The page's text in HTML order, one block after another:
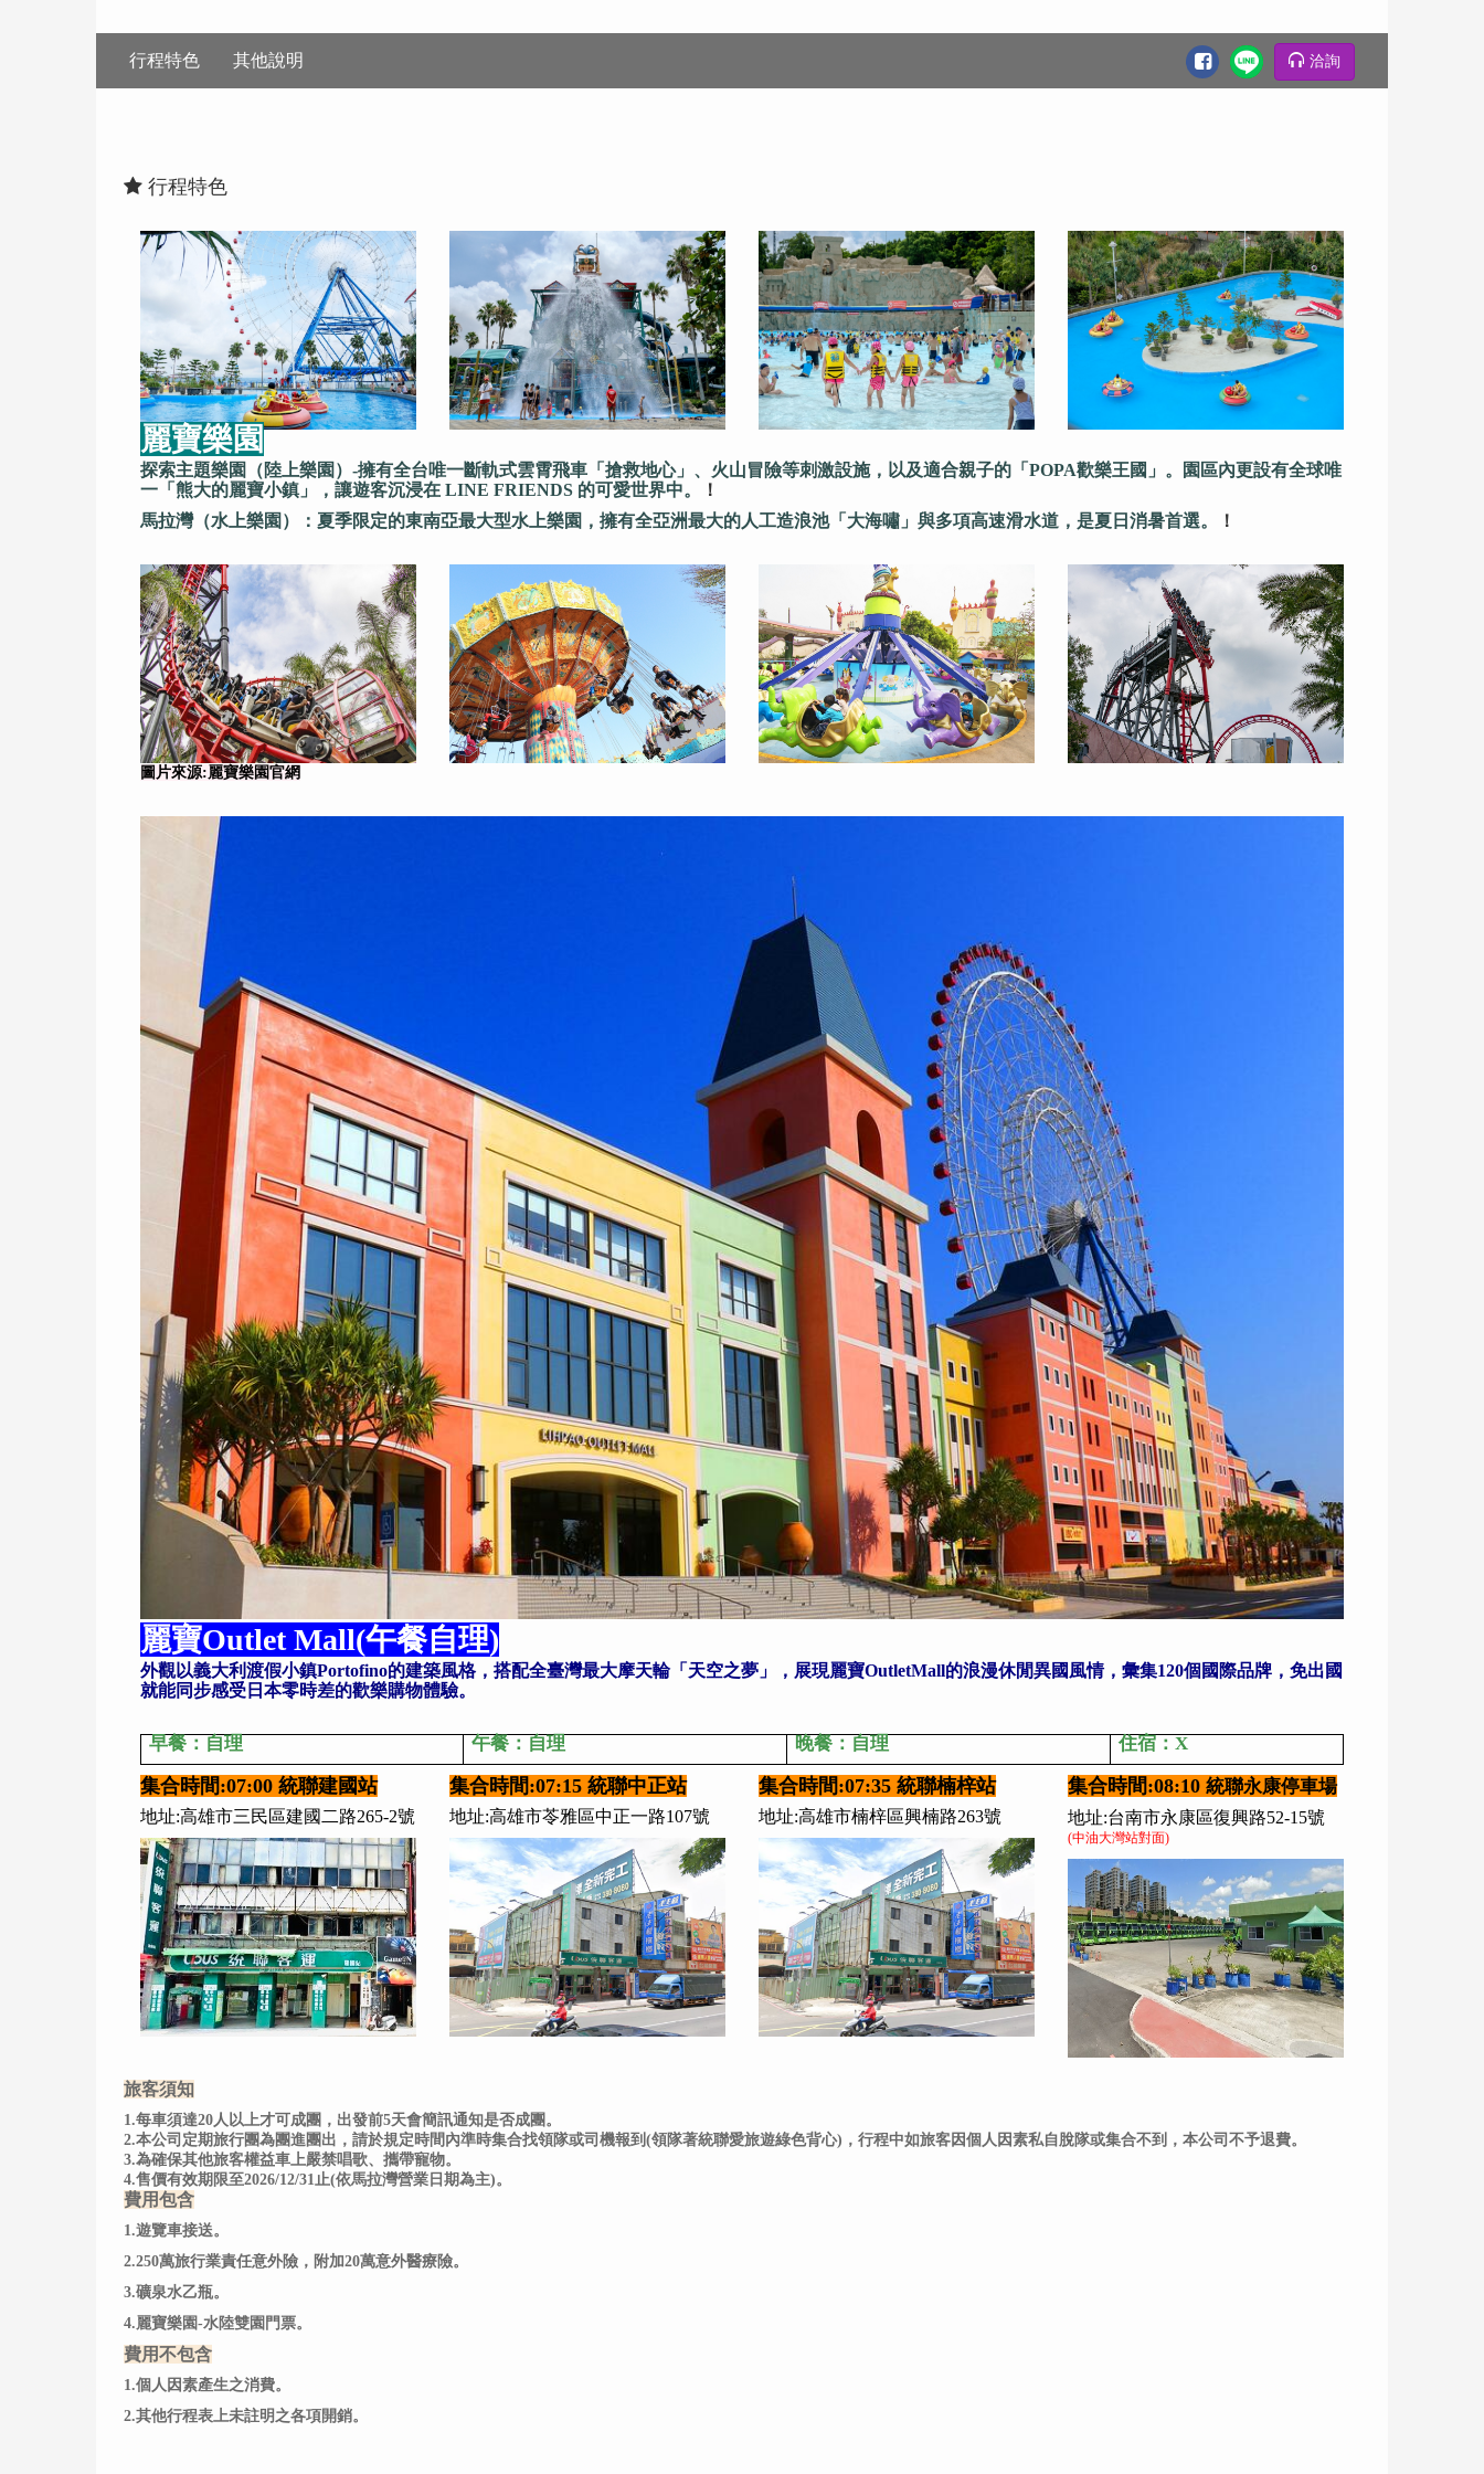
行程特色 其他說明 洽詢
行程特色
麗寶樂園
探索主題樂園（陸上樂園）-擁有全台唯一斷軌式雲霄飛車「搶救地心」、火山冒險等刺激設施，以及適合親子的「POPA歡樂王國」。園區內更設有全球唯
一「熊大的麗寶小鎮」，讓遊客沉浸在 LINE FRIENDS 的可愛世界中。
！
馬拉灣（水上樂園）：夏季限定的東南亞最大型水上樂園，擁有全亞洲最大的人工造浪池「大海嘯」與多項高速滑水道，是夏日消暑首選。
！
圖片來源:麗寶樂園官網
麗寶Outlet Mall(午餐自理)
外觀以義大利渡假小鎮Portofino的建築風格，搭配全臺灣最大摩天輪「天空之夢」，展現麗寶OutletMall的浪漫休閒異國風情，彙集120個國際品牌，免出國
就能同步感受日本零時差的歡樂購物體驗。
早餐：自理 午餐：自理 晚餐：自理 住宿：X
集合時間:07:00 統聯建國站
地址:高雄市三民區建國二路265-2號
集合時間:07:15 統聯中正站
地址:高雄市苓雅區中正一路107號
集合時間:07:35 統聯楠梓站
地址:高雄市楠梓區興楠路263號
集合時間:08:10 統聯永康停車場
地址:台南市永康區復興路52-15號
(中油大灣站對面)
旅客須知
1.每車須達20人以上才可成團，出發前5天會簡訊通知是否成團。
2.本公司定期旅行團為團進團出，請於規定時間內準時集合找領隊或司機報到(領隊著統聯愛旅遊綠色背心)，行程中如旅客因個人因素私自脫隊或集合不到，本公司不予退費。
3.為確保其他旅客權益車上嚴禁唱歌、攜帶寵物。
4.售價有效期限至2026/12/31止(依馬拉灣營業日期為主)。
費用包含
1.遊覽車接送。
2.250萬旅行業責任意外險，附加20萬意外醫療險。
3.礦泉水乙瓶。
4.麗寶樂園-水陸雙園門票。
費用不包含
1.個人因素產生之消費。
2.其他行程表上未註明之各項開銷。